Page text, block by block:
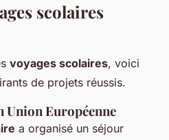
scolaires
voyages scolaires, voici
de projets réussis.
Union Européenne
a organisé un séjour